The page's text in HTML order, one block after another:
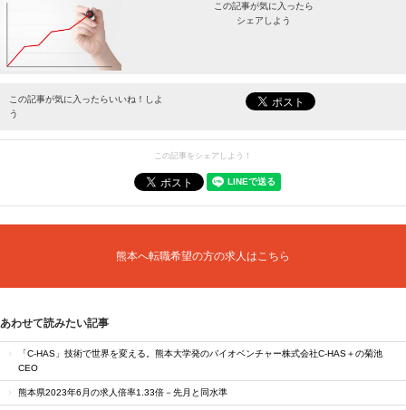
この記事が気に入ったら
シェアしよう
最新情報をお届けします。
この記事が気に入ったらいいね！しよ
う
この記事をシェアしよう！
熊本へ転職希望の方の求人はこちら
あわせて読みたい記事
「C-HAS」技術で世界を変える。熊本大学発のバイオベンチャー株式会社C-HAS＋の菊池
CEO
熊本県2023年6月の求人倍率1.33倍－先月と同水準